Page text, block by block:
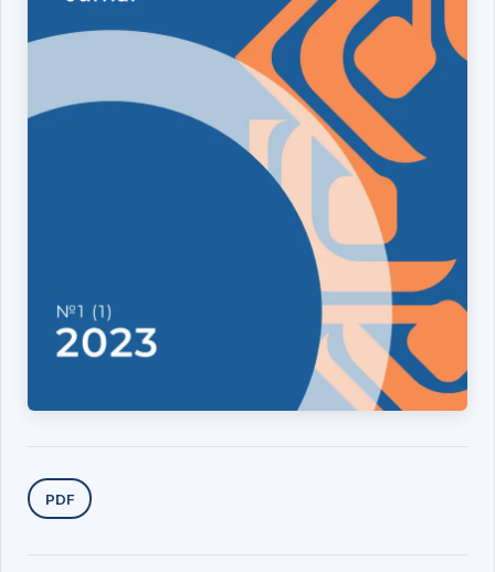
Yuklab olishlar
PDF